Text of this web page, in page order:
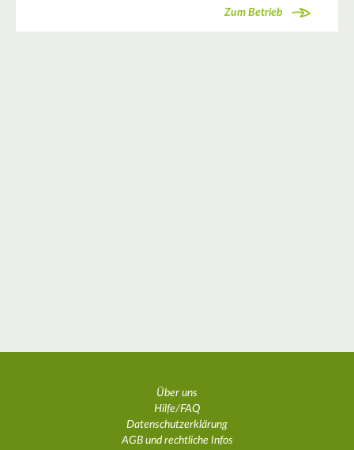
Zum Betrieb
Über uns
Hilfe/FAQ
Datenschutzerklärung
AGB und rechtliche Infos